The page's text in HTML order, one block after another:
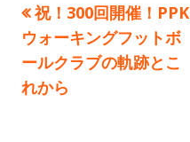
投
稿
ナ
前
の
記
事:
祝！300回開催！PPK
ウォーキングフットボ
ールクラブの軌跡とこ
れから